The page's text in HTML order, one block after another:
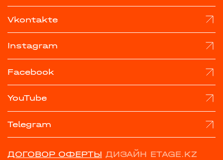
Vkontakte
Instagram
Facebook
YouTube
Telegram
ДОГОВОР ОФЕРТЫ ДИЗАЙН ETAGE.KZ